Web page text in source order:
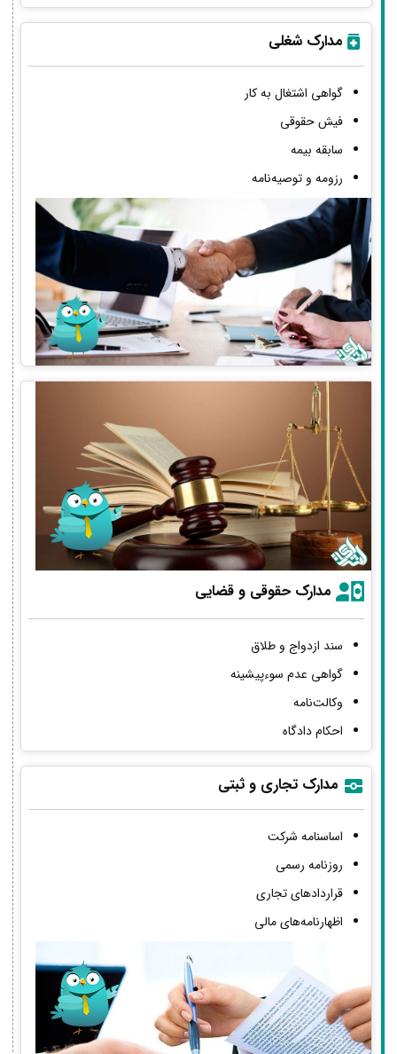
مدارک شغلی
گواهی اشتغال به کار
فیش حقوقی
سابقه بیمه
رزومه و توصیه‌نامه
مدارک حقوقی و قضایی
سند ازدواج و طلاق
گواهی عدم سوءپیشینه
وکالت‌نامه
احکام دادگاه
مدارک تجاری و ثبتی
اساسنامه شرکت
روزنامه رسمی
قراردادهای تجاری
اظهارنامه‌های مالی